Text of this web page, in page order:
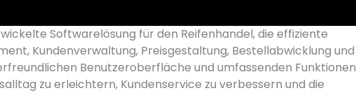
Softwarelösung für den Reifenhandel, die effiziente
Kundenverwaltung, Preisgestaltung, Bestellabwicklung und
Benutzeroberfläche und umfassenden Funktionen
zu erleichtern, Kundenservice zu verbessern und die